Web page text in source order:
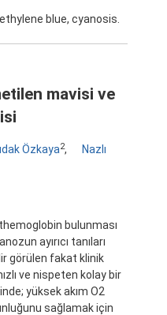
blue, cyanosis.
mavisi ve
Özkaya2,
Nazlı
bulunması
ayırıcı tanıları
görülen fakat klinik
ve nispeten kolay bir
yüksek akım O2
sağlamak için